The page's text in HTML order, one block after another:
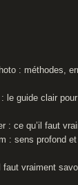
: méthodes,
le guide clair
: ce qu’il faut
: sens profond
faut vraiment